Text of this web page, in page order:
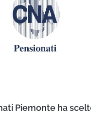
Piemonte ha